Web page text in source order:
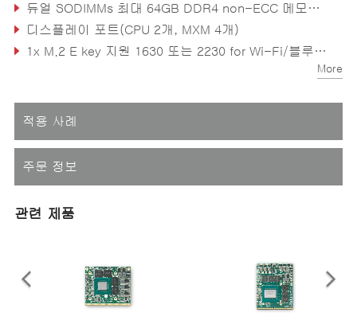
듀얼 SODIMMs 최대 64GB DDR4 non-ECC 메모리 (CPU에 따라)
디스플레이 포트(CPU 2개, MXM 4개)
1x M.2 E key 지원 1630 또는 2230 for Wi-Fi/블루투스 모듈, 1x M.2 B key 지원 2242 또는 2280 for SATA 스토리지 모듈, 1x M.2 M key 지원 2242 또는 2280 for SATA/PCIe x4 스토리지 모듈
More
적용 사례
주문 정보
관련 제품